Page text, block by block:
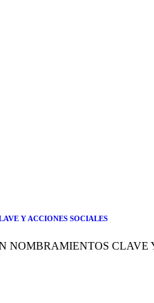
Y ACCIONES SOCIALES
NOMBRAMIENTOS CLAVE